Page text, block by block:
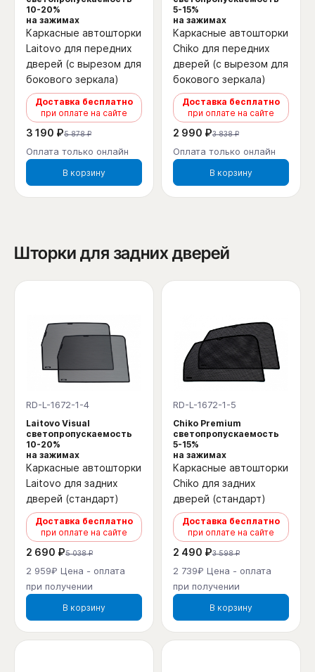
10-20%
на зажимах
Каркасные автошторки
Laitovo для передних
дверей (с вырезом для
бокового зеркала)
Доставка бесплатно
при оплате на сайте
3 190 ₽5 878 ₽
Оплата только онлайн
В корзину
5-15%
на зажимах
Каркасные автошторки
Chiko для передних
дверей (с вырезом для
бокового зеркала)
Доставка бесплатно
при оплате на сайте
2 990 ₽3 838 ₽
Оплата только онлайн
В корзину
Шторки для задних дверей
RD-L-1672-1-4
Laitovo Visual
светопропускаемость
10-20%
на зажимах
Каркасные автошторки
Laitovo для задних
дверей (стандарт)
Доставка бесплатно
при оплате на сайте
2 690 ₽5 038 ₽
2 959₽ Цена - оплата
при получении
В корзину
RD-L-1672-1-5
Chiko Premium
светопропускаемость
5-15%
на зажимах
Каркасные автошторки
Chiko для задних
дверей (стандарт)
Доставка бесплатно
при оплате на сайте
2 490 ₽3 598 ₽
2 739₽ Цена - оплата
при получении
В корзину